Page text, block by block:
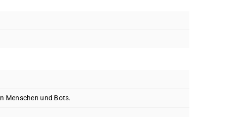
Menschen und Bots.